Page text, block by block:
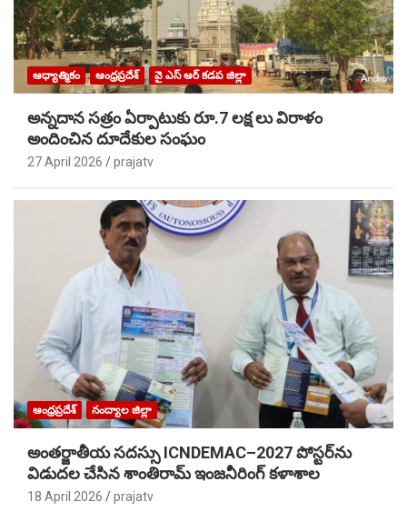
ఆధ్యాత్మికం ఆంధ్రప్రదేశ్ వై ఎస్ ఆర్ కడప జిల్లా
అన్నదాన సత్రం ఏర్పాటుకు రూ.7 లక్ష లు విరాళం
అందించిన దూదేకుల సంఘం
27 April 2026 prajatv
ఆంధ్రప్రదేశ్ నంద్యాల జిల్లా
అంతర్జాతీయ సదస్సు ICNDEMAC–2027 పోస్టర్‌ను
విడుదల చేసిన శాంతిరామ్ ఇంజనీరింగ్ కళాశాల
18 April 2026 prajatv